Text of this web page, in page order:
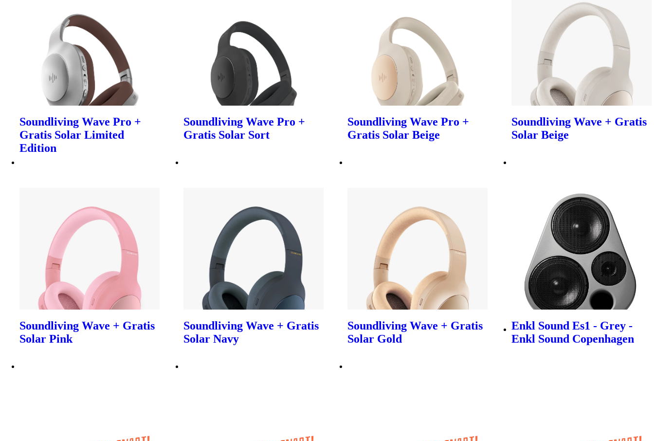
Soundliving Wave Pro +
Gratis Solar Limited
Edition
Soundliving Wave Pro +
Gratis Solar Sort
Soundliving Wave Pro +
Gratis Solar Beige
Soundliving Wave + Gratis
Solar Beige
Soundliving Wave + Gratis
Solar Pink
Soundliving Wave + Gratis
Solar Navy
Soundliving Wave + Gratis
Solar Gold
Enkl Sound Es1 - Grey -
Enkl Sound Copenhagen